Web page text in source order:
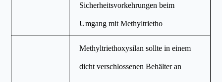
Sicherheitsvorkehrungen beim
Umgang mit Methyltrietho
Methyltriethoxysilan sollte in einem
dicht verschlossenen Behälter an